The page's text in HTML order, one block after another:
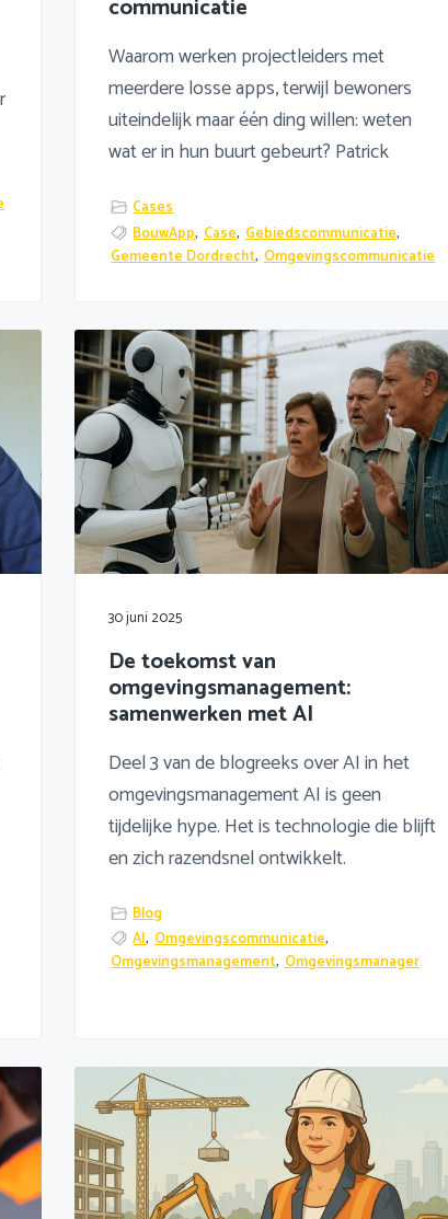
communicatie
Waarom werken projectleiders met
meerdere losse apps, terwijl bewoners
uiteindelijk maar één ding willen: weten
wat er in hun buurt gebeurt? Patrick
Cases
BouwApp, Case, Gebiedscommunicatie,
Gemeente Dordrecht, Omgevingscommunicatie
30 juni 2025
De toekomst van
omgevingsmanagement:
samenwerken met AI
Deel 3 van de blogreeks over AI in het
omgevingsmanagement AI is geen
tijdelijke hype. Het is technologie die blijft
en zich razendsnel ontwikkelt.
Blog
AI, Omgevingscommunicatie,
Omgevingsmanagement, Omgevingsmanager